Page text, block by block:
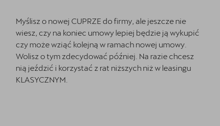
Myślisz o nowej CUPRZE do firmy, ale jeszcze nie
wiesz, czy na koniec umowy lepiej będzie ją wykupić
czy może wziąć kolejną w ramach nowej umowy.
Wolisz o tym zdecydować później. Na razie chcesz
nią jeździć i korzystać z rat niższych niż w leasingu
KLASYCZNYM.